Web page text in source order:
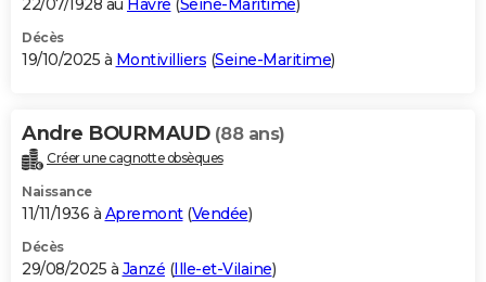
22/07/1928 au Havre (Seine-Maritime)
Décès
19/10/2025 à Montivilliers (Seine-Maritime)
Andre BOURMAUD (88 ans)
Créer une cagnotte obsèques
Naissance
11/11/1936 à Apremont(Vendée)
Décès
29/08/2025 à Janzé (Ille-et-Vilaine)